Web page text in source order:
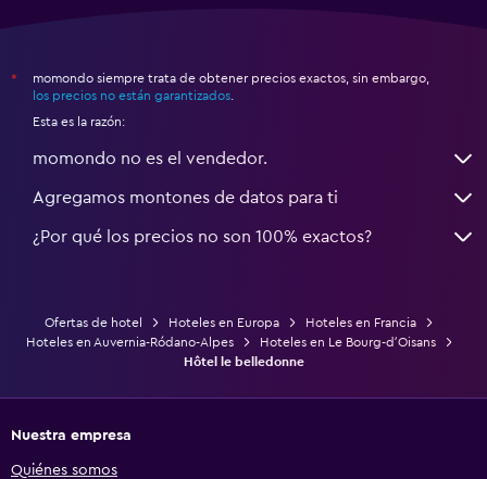
*
momondo siempre trata de obtener precios exactos, sin embargo,
los precios no están garantizados
Esta es la razón:
momondo no es el vendedor.
Agregamos montones de datos para ti
¿Por qué los precios no son 100% exactos?
Ofertas de hotel Hoteles en Europa
Hoteles en Francia
Hoteles en Auvernia-Ródano-Alpes
Hoteles en Le Bourg-dʼOisans
Hôtel le belledonne
Nuestra empresa
Quiénes somos